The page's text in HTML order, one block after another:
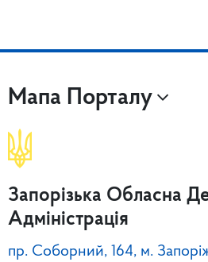
Мапа Порталу
Запорізька Обласна
Адміністрація
пр. Соборний, 164, м.